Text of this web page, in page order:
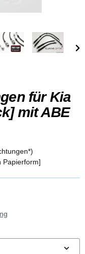
für Kia
mit ABE
Papierform]